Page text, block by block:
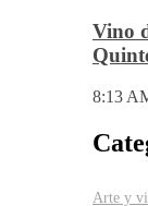
Vino
8:13
Arte y